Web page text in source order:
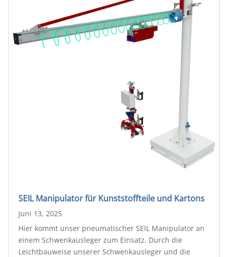
SEIL Manipulator für Kunststoffteile und Kartons
Juni 13, 2025
Hier kommt unser pneumatischer SEIL Manipulator an
einem Schwenkausleger zum Einsatz. Durch die
Leichtbauweise unserer Schwenkausleger und die